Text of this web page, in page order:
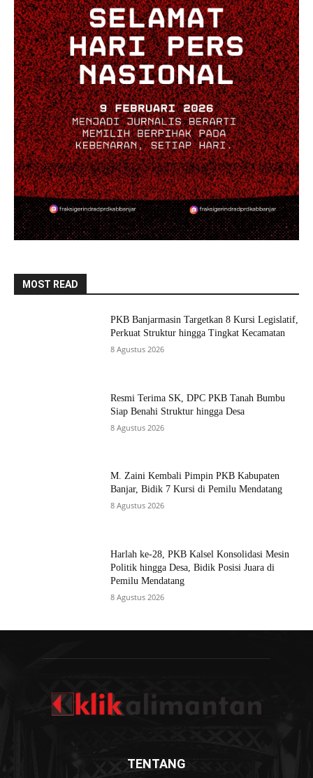
MOST READ
PKB Banjarmasin Targetkan 8 Kursi Legislatif,
Perkuat Struktur hingga Tingkat Kecamatan
8 Agustus 2026
Resmi Terima SK, DPC PKB Tanah Bumbu
Siap Benahi Struktur hingga Desa
8 Agustus 2026
M. Zaini Kembali Pimpin PKB Kabupaten
Banjar, Bidik 7 Kursi di Pemilu Mendatang
8 Agustus 2026
Harlah ke-28, PKB Kalsel Konsolidasi Mesin
Politik hingga Desa, Bidik Posisi Juara di
Pemilu Mendatang
8 Agustus 2026
TENTANG